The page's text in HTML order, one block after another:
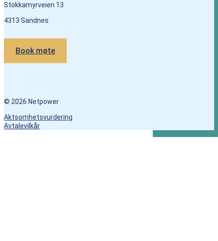
Stokkamyrveien 13
4313 Sandnes
Book møte
© 2026 Netpower
Aktsomhetsvurdering
Avtalevilkår